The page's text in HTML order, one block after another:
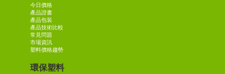
今日價格
產品證書
產品包装
產品技術比較
常見問題
市場資訊
塑料價格趨勢
環保塑料